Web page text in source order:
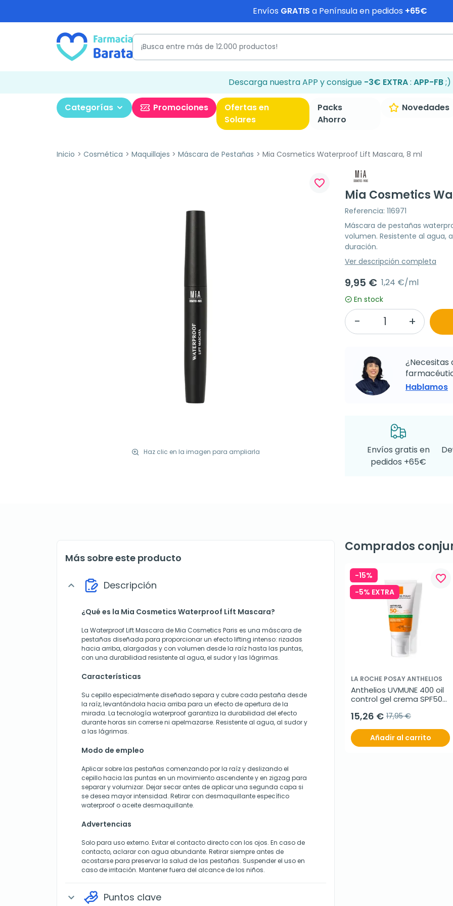
Envíos GRATIS a Península en pedidos +65€
Descarga nuestra APP y consigue -3€ EXTRA: APP-FB;)
Categorías Promociones
Ofertas en
Solares
Packs
Ahorro
Novedades
Inicio Cosmética Maquillajes Máscara de Pestañas Mia Cosmetics Waterproof Lift Mascara, 8 ml
Haz clic en la imagen para ampliarla
favorite_border
Mia Cosmetics
Referencia: 116971
Máscara de pestañas
volumen. Resistente al agua,
duración.
Ver descripción completa
9,95 € 1,24 €/ml
En stock
¿Necesitas
Hablamos
Envíos gratis en
pedidos +65€
Más sobre este producto
expand_more Descripción
¿Qué es la Mia Cosmetics Waterproof Lift Mascara?
La Waterproof Lift Mascara de Mia Cosmetics Paris es una máscara de
pestañas diseñada para proporcionar un efecto lifting intenso: rizadas
hacia arriba, alargadas y con volumen desde la raíz hasta las puntas,
con una durabilidad resistente al agua, el sudor y las lágrimas.
Características
Su cepillo especialmente diseñado separa y cubre cada pestaña desde
la raíz, levantándola hacia arriba para un efecto de apertura de la
mirada. La tecnología waterproof garantiza la durabilidad del efecto
durante horas sin correrse ni apelmazarse. Resistente al agua, al sudor y
a las lágrimas.
Modo de empleo
Aplicar sobre las pestañas comenzando por la raíz y deslizando el
cepillo hacia las puntas en un movimiento ascendente y en zigzag para
separar y volumizar. Dejar secar antes de aplicar una segunda capa si
se desea mayor intensidad. Retirar con desmaquillante específico
waterproof o aceite desmaquillante.
Advertencias
Solo para uso externo. Evitar el contacto directo con los ojos. En caso de
contacto, aclarar con agua abundante. Retirar siempre antes de
acostarse para preservar la salud de las pestañas. Suspender el uso en
caso de irritación. Mantener fuera del alcance de los niños.
expand_more Puntos clave
Comprados
-15%
-5% EXTRA
favorite_border
LA ROCHE POSAY ANTHELIOS
Anthelios UVMUNE 400 oil
control gel crema SPF50+
15,26 € 17,95 €
Añadir al carrito